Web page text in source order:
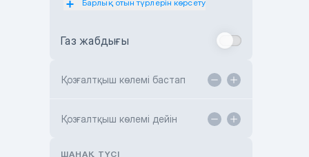
Toyota Astana
TANK Motors Karaganda
Барлық отын түрлерін көрсету
Газ жабдығы
Қозғалтқыш көлемі бастап
Қозғалтқыш көлемі дейін
ШАНАҚ ТҮСІ